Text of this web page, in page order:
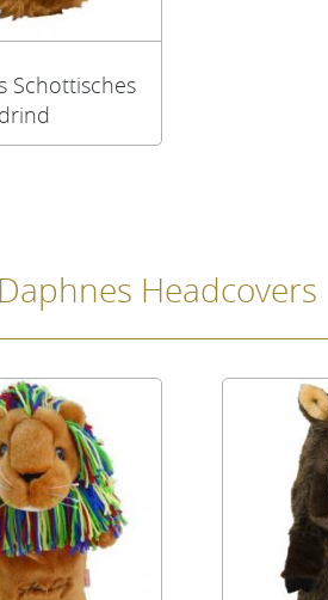
Schottisches
Cow)
Headcovers